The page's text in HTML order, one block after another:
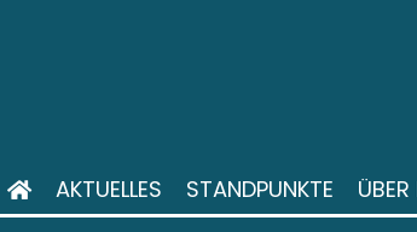
AKTUELLES STANDPUNKTE